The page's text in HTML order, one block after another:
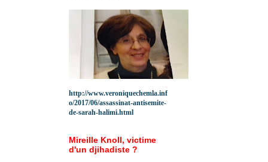
http://www.veroniquechemla.inf
o/2017/06/assassinat-antisemite-
de-sarah-halimi.html
Mireille Knoll, victime
d'un djihadiste ?